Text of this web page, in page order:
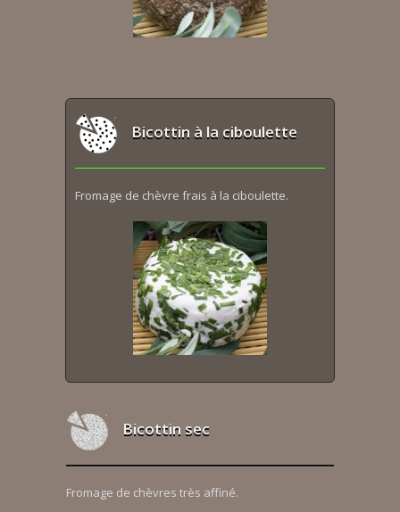
Bicottin à la ciboulette
Fromage de chèvre frais à la ciboulette.
Bicottin sec
Fromage de chèvres très affiné.